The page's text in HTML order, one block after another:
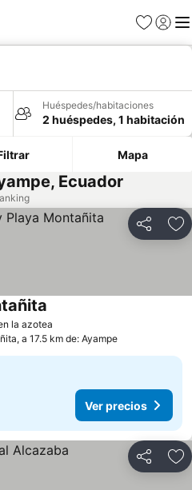
Favoritos
Iniciar
Huéspedes/habitaciones
2 huéspedes, 1 habitación
Mapa
Ecuador
Compartir
la azotea
a 17.5 km de: Ayampe
Ver precios
Compartir